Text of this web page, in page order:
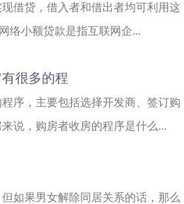
借贷，借入者和借出者均可利用这
络小额贷款是指互联网企...
很多的程
序，主要包括选择开发商、签订购
说，购房者收房的程序是什么...
如果男女解除同居关系的话，那么